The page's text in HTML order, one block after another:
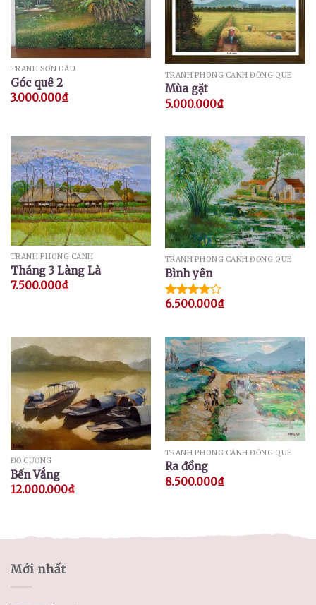
TRANH SƠN DẦU
Góc quê 2
3.000.000₫
TRANH PHONG CẢNH ĐỒNG QUÊ
Mùa gặt
5.000.000₫
TRANH PHONG CẢNH
Tháng 3 Làng Là
7.500.000₫
TRANH PHONG CẢNH ĐỒNG QUÊ
Bình yên
Được
sao
6.500.000₫
ĐỖ CƯỜNG
Bến Vắng
12.000.000₫
TRANH PHONG CẢNH ĐỒNG QUÊ
Ra đồng
8.500.000₫
Mới nhất